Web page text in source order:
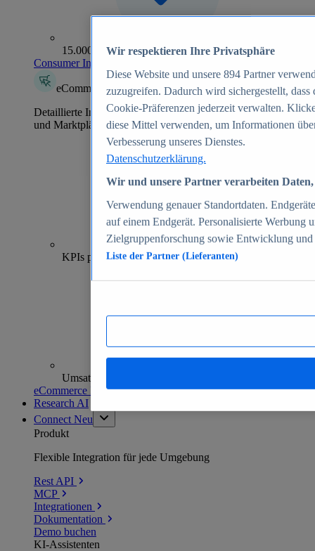
15.000+ Marken
Consumer Insights entdecken
eCommerce Insights
Detaillierte Informationen zu mehr als 39.000 Online-Shops
und Marktplätzen
70+
KPIs pro Shop
Umsatzanalysen und -prognosen
eCommerce Insights entdecken
Research AI
Connect Neu
Produkt
Flexible Integration für jede Umgebung
Rest API
MCP
Integrationen
Dokumentation
Demo buchen
KI-Assistenten
Wir respektieren Ihre Privatsphäre
Diese Website und unsere 894 Partner
zuzugreifen. Dadurch wird sichergestellt,
Cookie-Präferenzen jederzeit verwalten.
diese Mittel verwenden, um Informationen
Verbesserung unseres Dienstes.
Datenschutzerklärung.
Wir und unsere Partner verarbeiten
Verwendung genauer Standortdaten.
auf einem Endgerät. Personalisierte Werbung
Zielgruppenforschung sowie Entwicklung
Liste der Partner (Lieferanten)